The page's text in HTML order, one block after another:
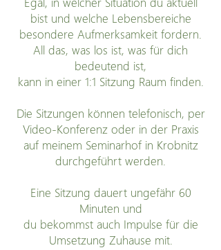
bist und welche Lebensbereiche
besondere Aufmerksamkeit fordern.
All das, was los ist, was für dich
bedeutend ist,
kann in einer 1:1 Sitzung Raum finden.​
Die Sitzungen können telefonisch, per
Video-Konferenz oder in der Praxis
auf meinem Seminarhof in Krobnitz
durchgeführt werden.
Eine Sitzung dauert ungefähr 60
Minuten und
du bekommst auch Impulse für die
Umsetzung Zuhause mit.